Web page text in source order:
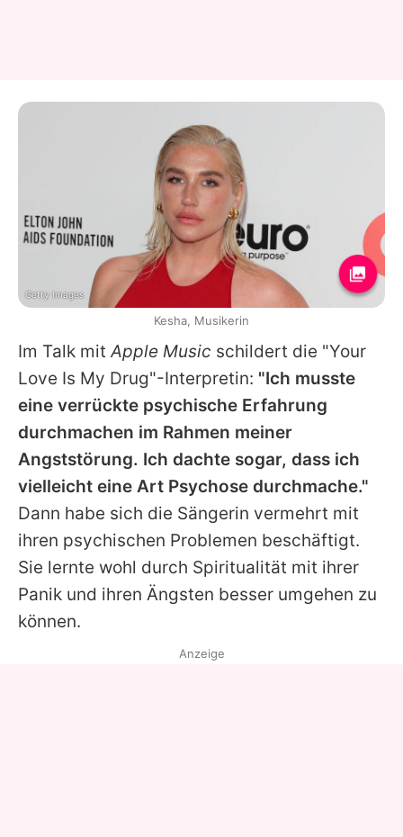
Im Talk mitApple Music schildert die "Your
Love Is My Drug"-Interpretin: "Ich musste
eine verrückte psychische Erfahrung
durchmachen im Rahmen meiner
Angststörung. Ich dachte sogar, dass ich
vielleicht eine Art Psychose durchmache."
Dann habe sich die Sängerin vermehrt mit
ihren psychischen Problemen beschäftigt.
Sie lernte wohl durch Spiritualität mit ihrer
Panik und ihren Ängsten besser umgehen zu
können.
Getty Images
Kesha, Musikerin
Anzeige